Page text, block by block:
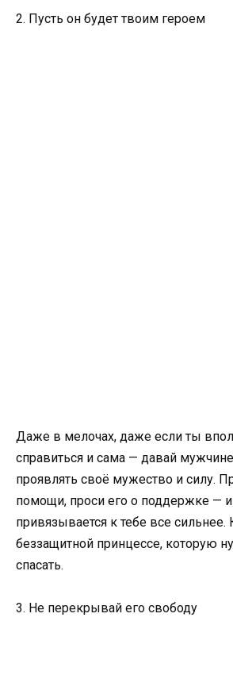
2. Пусть он будет твоим героем
Даже в мелочах, даже если ты
справиться и сама — давай
проявлять своё мужество и силу.
помощи, проси его о поддержке — и
привязывается к тебе все сильнее.
беззащитной принцессе, которую
спасать.
3. Не перекрывай его свободу